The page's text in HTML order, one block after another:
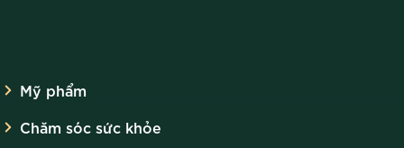
Mỹ phẩm
Chăm sóc sức khỏe